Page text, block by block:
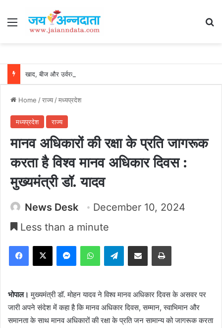
Menu
Home /राज्य/मध्यप्रदेश
मध्यप्रदेश राज्य
मानव अधिकारों की रक्षा के प्रति जागरूक
करता है विश्व मानव अधिकार दिवस :
मुख्यमंत्री डॉ. यादव
News Desk
December 10, 2024
Less than a minute
Facebook
X MessengerWhatsAppTelegramShare via Email Print
भोपाल। मुख्यमंत्री डॉ. मोहन यादव ने विश्व मानव अधिकार दिवस के असवर पर
जारी अपने संदेश में कहा है कि मानव अधिकार दिवस, सम्मान, स्वाभिमान और
समानता के साथ मानव अधिकारों की रक्षा के प्रति जन सामान्य को जागरूक करता